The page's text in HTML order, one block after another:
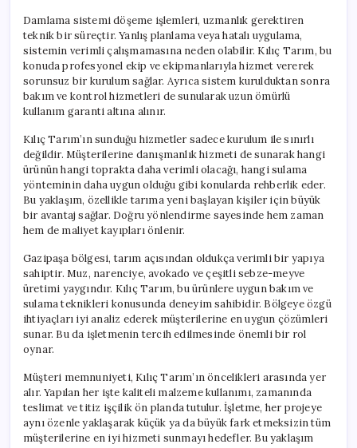
Damlama sistemi döşeme işlemleri, uzmanlık gerektiren
teknik bir süreçtir. Yanlış planlama veya hatalı uygulama,
sistemin verimli çalışmamasına neden olabilir. Kılıç Tarım, bu
konuda profesyonel ekip ve ekipmanlarıyla hizmet vererek
sorunsuz bir kurulum sağlar. Ayrıca sistem kurulduktan sonra
bakım ve kontrol hizmetleri de sunularak uzun ömürlü
kullanım garanti altına alınır.
Kılıç Tarım’ın sunduğu hizmetler sadece kurulum ile sınırlı
değildir. Müşterilerine danışmanlık hizmeti de sunarak hangi
ürünün hangi toprakta daha verimli olacağı, hangi sulama
yönteminin daha uygun olduğu gibi konularda rehberlik eder.
Bu yaklaşım, özellikle tarıma yeni başlayan kişiler için büyük
bir avantaj sağlar. Doğru yönlendirme sayesinde hem zaman
hem de maliyet kayıpları önlenir.
Gazipaşa bölgesi, tarım açısından oldukça verimli bir yapıya
sahiptir. Muz, narenciye, avokado ve çeşitli sebze-meyve
üretimi yaygındır. Kılıç Tarım, bu ürünlere uygun bakım ve
sulama teknikleri konusunda deneyim sahibidir. Bölgeye özgü
ihtiyaçları iyi analiz ederek müşterilerine en uygun çözümleri
sunar. Bu da işletmenin tercih edilmesinde önemli bir rol
oynar.
Müşteri memnuniyeti, Kılıç Tarım’ın öncelikleri arasında yer
alır. Yapılan her işte kaliteli malzeme kullanımı, zamanında
teslimat ve titiz işçilik ön planda tutulur. İşletme, her projeye
aynı özenle yaklaşarak küçük ya da büyük fark etmeksizin tüm
müşterilerine en iyi hizmeti sunmayı hedefler. Bu yaklaşım